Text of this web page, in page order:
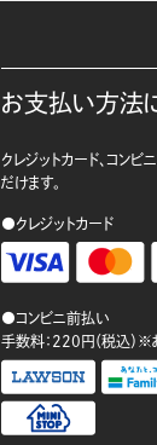
お支払い方法
クレジットカード、コン
だけます。
●クレジットカード
●コンビニ前払い
手数料：220円（税込）※